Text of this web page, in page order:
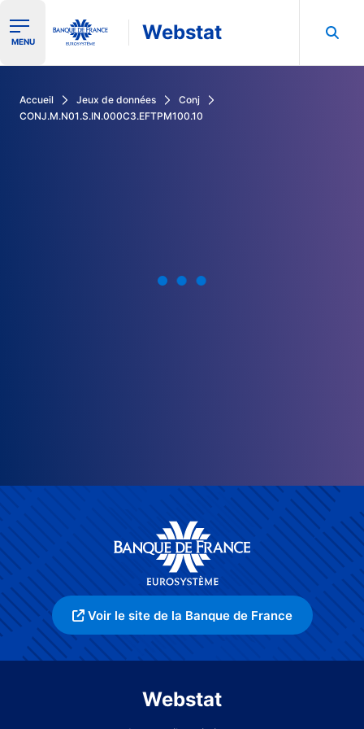
Ouvrir le menu de navigation
MENU Webstat
Accueil Jeux de données
Conj
CONJ.M.N01.S.IN.000C3.EFTPM100.10
Voir le site de la Banque de France
Webstat